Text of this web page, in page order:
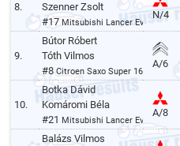
8.
Szenner Zsolt
#17Mitsubishi Lancer Evo VI.
N/4
9.
Bútor Róbert
Tóth Vilmos
#8Citroen Saxo Super 1600
A/6
10.
Botka Dávid
Komáromi Béla
#21 Mitsubishi Lancer Evo VI.
A/8
Balázs Vilmos